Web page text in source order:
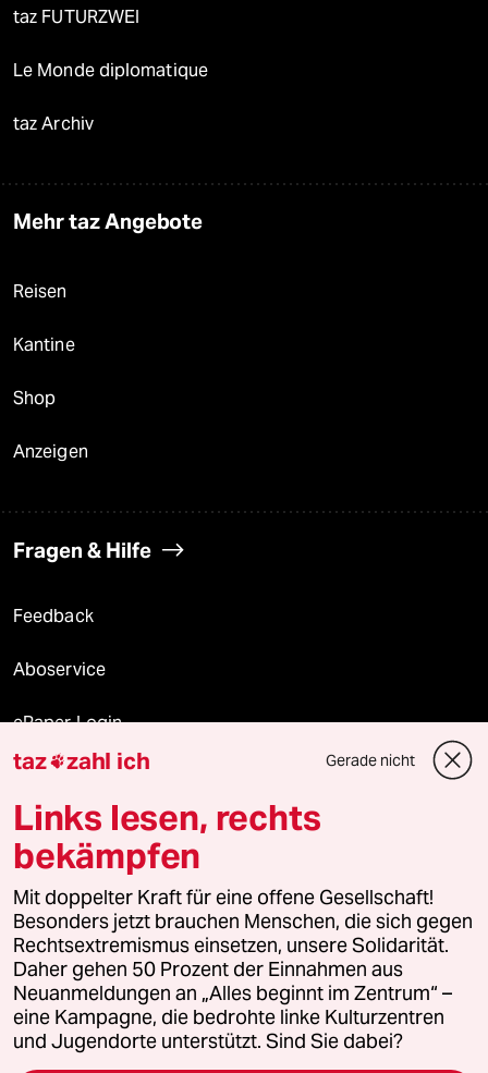
taz FUTURZWEI
Le Monde diplomatique
taz Archiv
Mehr taz Angebote
Reisen
Kantine
Shop
Anzeigen
Fragen & Hilfe
Feedback
Aboservice
ePaper Login
Downloads für Abonnierende
© 2026 taz Verlags und Vertriebs GmbH
Alle Rechte vorbehalten. Bei rechtlichen Fragen oder für Genehmigungen
wenden Sie sich bitte an
lizenzen@taz.de
Feedback Redaktionsstatut Kommune-Richtlinien
Leitlinie Informant Datenschutz Impressum AGB
taz zahl ich Gerade nicht
Links lesen, rechts
bekämpfen
Mit doppelter Kraft für eine offene Gesellschaft!
Besonders jetzt brauchen Menschen, die sich gegen
Rechtsextremismus einsetzen, unsere Solidarität.
Daher gehen 50 Prozent der Einnahmen aus
Neuanmeldungen an „Alles beginnt im Zentrum“ –
eine Kampagne, die bedrohte linke Kulturzentren
und Jugendorte unterstützt. Sind Sie dabei?